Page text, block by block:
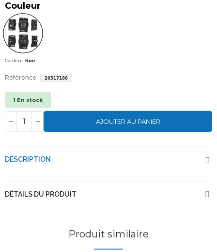
Couleur
Couleur :Noir
Référence 20317188
1 En stock
AJOUTER AU PANIER
DESCRIPTION
DÉTAILS DU PRODUIT
Produit similaire